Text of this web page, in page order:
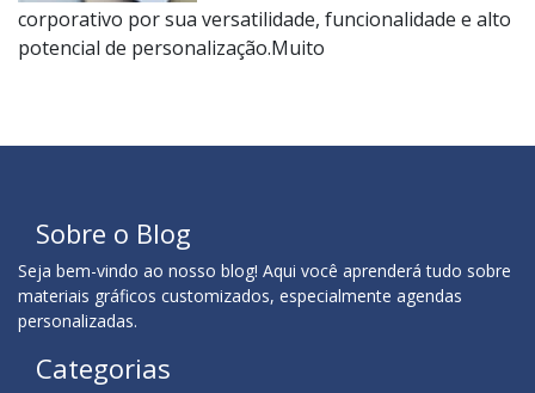
corporativo por sua versatilidade, funcionalidade e alto
potencial de personalização.Muito
Sobre o Blog
Seja bem-vindo ao nosso blog! Aqui você aprenderá tudo sobre
materiais gráficos customizados, especialmente agendas
personalizadas.
Categorias